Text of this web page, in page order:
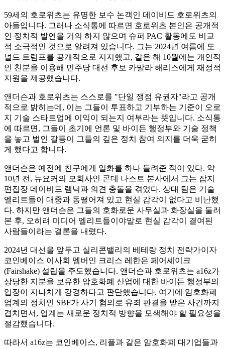
59세의 호로위츠는 유명한 보수 논객인 데이비드 호로위츠의
아들입니다. 그러나 소식통에 따르면 호로위츠 본인은 공개적
인 정치적 발언을 거의 하지 않으며 슈퍼 PAC 활동에도 비교
적 소극적인 것으로 알려져 있습니다. 그는 2024년 여름에 도
널드 트럼프를 공개적으로 지지했고, 같은 해 10월에는 개인적
인 친분을 이용해 민주당 대선 후보 카말라 해리스에게 재정적
지원을 제공했습니다.
앤더슨과 호로위츠는 스스로를 "단일 쟁점 유권자"라고 공개
적으로 밝히는데, 이는 그들이 투표하고 기부하는 기준이 오로
지 기술 스타트업에 이익이 되는지 여부라는 뜻입니다. 소식통
에 따르면, 그들이 초기에 언론 및 바이든 행정부와 기술 정책
을 놓고 벌인 갈등이 그들의 깊은 정치 참여 의지를 더욱 굳히
게 했다고 합니다.
앤더슨은 예전에 친구에게 일화를 하나 들려준 적이 있다. 약
10년 전, 뉴요커의 모회사인 콘데 나스트 본사에서 그는 잡지
편집장 데이비드 렘닉과 의견 충돌을 겪었다. 상대 팀은 기술
엘리트들이 대중과 동떨어져 있고 현실 감각이 없다고 비난했
다. 하지만 앤더슨은 그들의 호화로운 사무실과 화장실을 둘러
본 후, 오히려 미디어 엘리트들이야말로 현실 감각이 결여된
사람들이라는 결론을 내렸다.
2024년 대선을 앞두고 실리콘밸리의 베테랑 정치 전략가이자
코인베이스 이사회 멤버인 크리스 레한은 페어셰이크
(Fairshake) 설립을 주도했습니다. 앤더슨과 호로위츠는 a16z가
상당한 지분을 보유한 암호화폐 산업에 대한 바이든 행정부의
입장이 지나치게 강경하다고 판단했습니다. 여기에 암호화폐
업계의 정치인 SBF가 사기 혐의로 유죄 판결을 받은 사건까지
겹치면서, 업계는 새로운 정치적 방향을 모색해야 할 필요성을
절감했습니다.
따라서 a16z는 코인베이스, 리플과 같은 암호화폐 대기업들과